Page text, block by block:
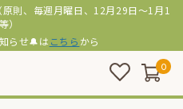
則、毎週月曜日、12月29日～1月1
）
らせ🔔は こちら から
0